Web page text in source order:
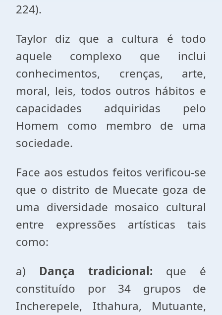
224).
Taylor diz que a cultura é todo
aquele complexo que inclui
conhecimentos, crenças, arte,
moral, leis, todos outros hábitos e
capacidades adquiridas pelo
Homem como membro de uma
sociedade.
Face aos estudos feitos verificou-se
que o distrito de Muecate goza de
uma diversidade mosaico cultural
entre expressões artísticas tais
como:
a) Dança tradicional: que é
constituído por 34 grupos de
Incherepele, Ithahura, Mutuante,